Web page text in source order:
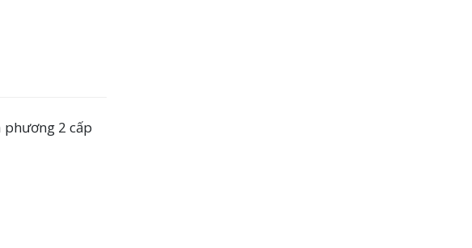
2 cấp